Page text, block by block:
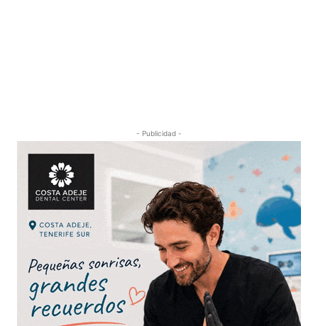
- Publicidad -